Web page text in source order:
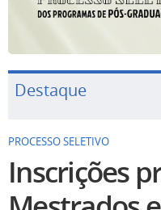
Destaque
Inscrições
Mestrados